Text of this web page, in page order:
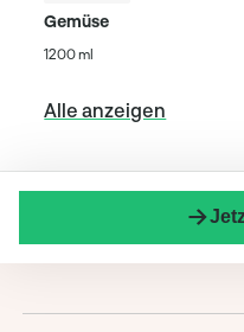
Gemüse
1200 ml
Alle anzeigen